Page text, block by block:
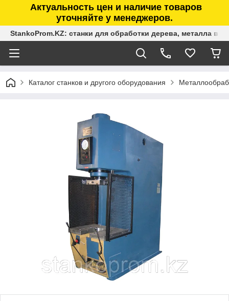
Актуальность цен и наличие товаров
уточняйте у менеджеров.
StankoProm.KZ: станки для обработки дерева, металла в
Каталог станков и другого оборудования